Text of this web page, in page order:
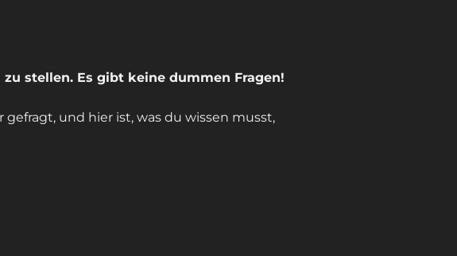
stellen. Es gibt keine dummen Fragen!
und hier ist, was du wissen musst,